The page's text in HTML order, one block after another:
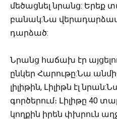
մեծացնել նրանց: Երեք
բանակ:Նա
դարձած:
Նրանց հաճախ էր
ընկեր Հարութը:Նա
լիլիթին, Լիլիթն էլ
գործերում։ Լիլիթը 40
կողքին իրեն փխրուն